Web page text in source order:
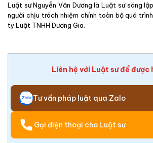
Luật sư Nguyễn Văn Dương là Luật sư sáng
người chịu trách nhiệm chính toàn bộ quá
ty Luật TNHH Dương Gia.
Liên hệ với Luật sư để được
Tư vấn pháp luật qua Zalo
Gọi điện thoại cho Luật sư